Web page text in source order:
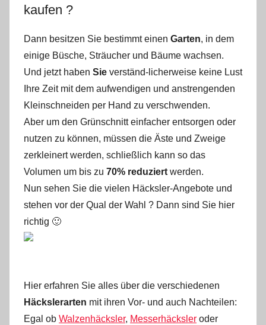
kaufen ?
Dann besitzen Sie bestimmt einen Garten, in dem
einige Büsche, Sträucher und Bäume wachsen.
Und jetzt haben Sie verständ-licherweise keine Lust
Ihre Zeit mit dem aufwendigen und anstrengenden
Kleinschneiden per Hand zu verschwenden.
Aber um den Grünschnitt einfacher entsorgen oder
nutzen zu können, müssen die Äste und Zweige
zerkleinert werden, schließlich kann so das
Volumen um bis zu 70% reduziert werden.
Nun sehen Sie die vielen Häcksler-Angebote und
stehen vor der Qual der Wahl ? Dann sind Sie hier
richtig 🙂
Hier erfahren Sie alles über die verschiedenen
Häckslerarten mit ihren Vor- und auch Nachteilen:
Egal ob Walzenhäcksler, Messerhäcksler oder